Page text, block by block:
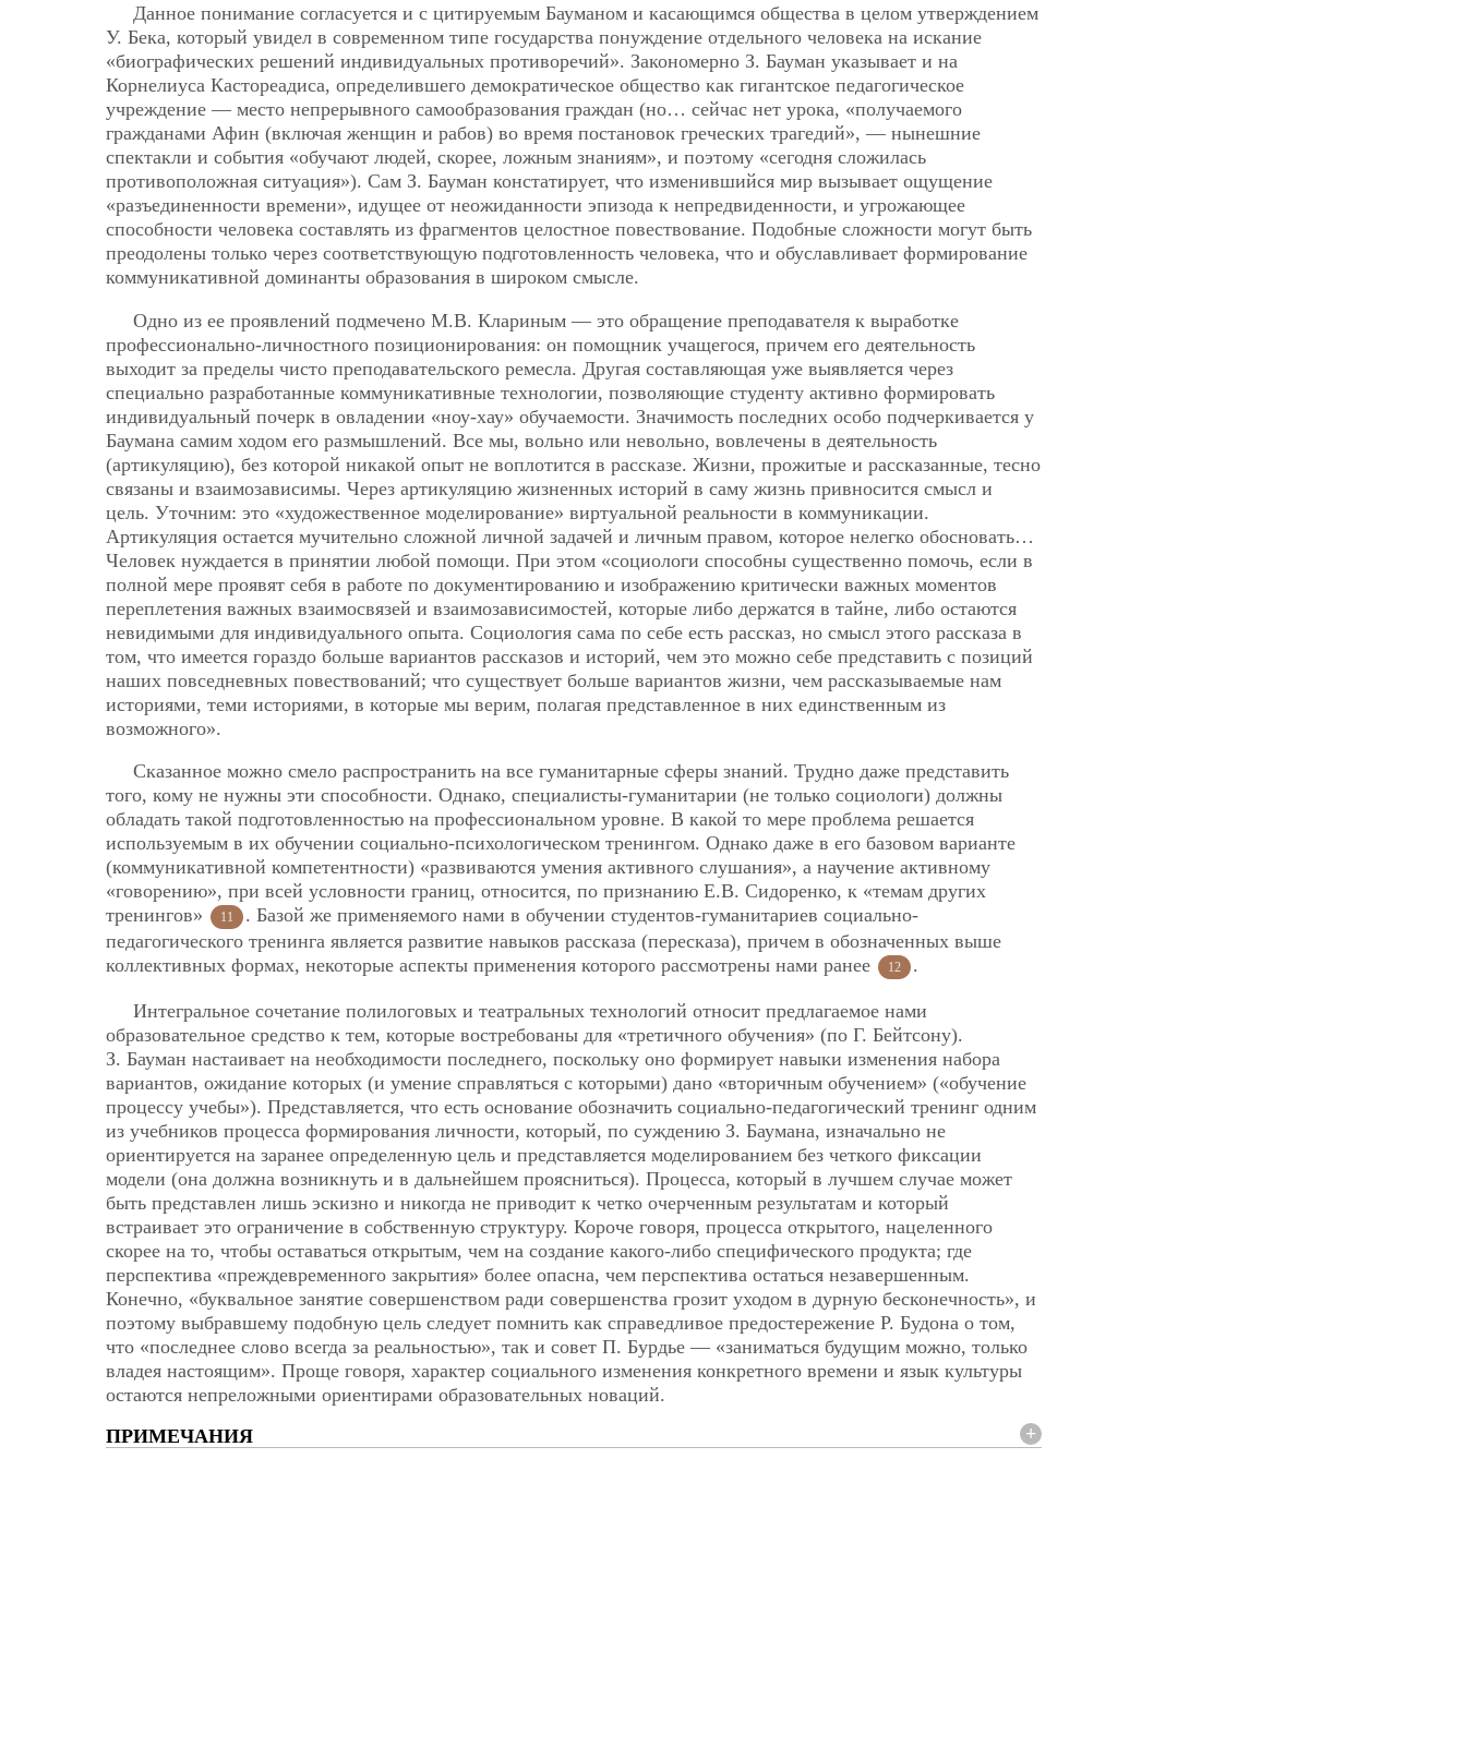
Данное понимание согласуется и с цитируемым Бауманом и касающимся общества в целом утверждением
У. Бека, который увидел в современном типе государства понуждение отдельного человека на искание
«биографических решений индивидуальных противоречий». Закономерно З. Бауман указывает и на
Корнелиуса Кастореадиса, определившего демократическое общество как гигантское педагогическое
учреждение — место непрерывного самообразования граждан (но… сейчас нет урока, «получаемого
гражданами Афин (включая женщин и рабов) во время постановок греческих трагедий», — нынешние
спектакли и события «обучают людей, скорее, ложным знаниям», и поэтому «сегодня сложилась
противоположная ситуация»). Сам З. Бауман констатирует, что изменившийся мир вызывает ощущение
«разъединенности времени», идущее от неожиданности эпизода к непредвиденности, и угрожающее
способности человека составлять из фрагментов целостное повествование. Подобные сложности могут быть
преодолены только через соответствующую подготовленность человека, что и обуславливает формирование
коммуникативной доминанты образования в широком смысле.
Одно из ее проявлений подмечено М.В. Клариным — это обращение преподавателя к выработке
профессионально-личностного позиционирования: он помощник учащегося, причем его деятельность
выходит за пределы чисто преподавательского ремесла. Другая составляющая уже выявляется через
специально разработанные коммуникативные технологии, позволяющие студенту активно формировать
индивидуальный почерк в овладении «ноу-хау» обучаемости. Значимость последних особо подчеркивается у
Баумана самим ходом его размышлений. Все мы, вольно или невольно, вовлечены в деятельность
(артикуляцию), без которой никакой опыт не воплотится в рассказе. Жизни, прожитые и рассказанные, тесно
связаны и взаимозависимы. Через артикуляцию жизненных историй в саму жизнь привносится смысл и
цель. Уточним: это «художественное моделирование» виртуальной реальности в коммуникации.
Артикуляция остается мучительно сложной личной задачей и личным правом, которое нелегко обосновать…
Человек нуждается в принятии любой помощи. При этом «социологи способны существенно помочь, если в
полной мере проявят себя в работе по документированию и изображению критически важных моментов
переплетения важных взаимосвязей и взаимозависимостей, которые либо держатся в тайне, либо остаются
невидимыми для индивидуального опыта. Социология сама по себе есть рассказ, но смысл этого рассказа в
том, что имеется гораздо больше вариантов рассказов и историй, чем это можно себе представить с позиций
наших повседневных повествований; что существует больше вариантов жизни, чем рассказываемые нам
историями, теми историями, в которые мы верим, полагая представленное в них единственным из
возможного».
Сказанное можно смело распространить на все гуманитарные сферы знаний. Трудно даже представить
того, кому не нужны эти способности. Однако, специалисты-гуманитарии (не только социологи) должны
обладать такой подготовленностью на профессиональном уровне. В какой то мере проблема решается
используемым в их обучении социально-психологическом тренингом. Однако даже в его базовом варианте
(коммуникативной компетентности) «развиваются умения активного слушания», а научение активному
«говорению», при всей условности границ, относится, по признанию Е.В. Сидоренко, к «темам других
тренингов»
11
. Базой же применяемого нами в обучении студентов-гуманитариев социально-
педагогического тренинга является развитие навыков рассказа (пересказа), причем в обозначенных выше
коллективных формах, некоторые аспекты применения которого рассмотрены нами ранее
12 .
Интегральное сочетание полилоговых и театральных технологий относит предлагаемое нами
образовательное средство к тем, которые востребованы для «третичного обучения» (по Г. Бейтсону).
З. Бауман настаивает на необходимости последнего, поскольку оно формирует навыки изменения набора
вариантов, ожидание которых (и умение справляться с которыми) дано «вторичным обучением» («обучение
процессу учебы»). Представляется, что есть основание обозначить социально-педагогический тренинг одним
из учебников процесса формирования личности, который, по суждению З. Баумана, изначально не
ориентируется на заранее определенную цель и представляется моделированием без четкого фиксации
модели (она должна возникнуть и в дальнейшем проясниться). Процесса, который в лучшем случае может
быть представлен лишь эскизно и никогда не приводит к четко очерченным результатам и который
встраивает это ограничение в собственную структуру. Короче говоря, процесса открытого, нацеленного
скорее на то, чтобы оставаться открытым, чем на создание какого-либо специфического продукта; где
перспектива «преждевременного закрытия» более опасна, чем перспектива остаться незавершенным.
Конечно, «буквальное занятие совершенством ради совершенства грозит уходом в дурную бесконечность», и
поэтому выбравшему подобную цель следует помнить как справедливое предостережение Р. Будона о том,
что «последнее слово всегда за реальностью», так и совет П. Бурдье — «заниматься будущим можно, только
владея настоящим». Проще говоря, характер социального изменения конкретного времени и язык культуры
остаются непреложными ориентирами образовательных новаций.
ПРИМЕЧАНИЯ